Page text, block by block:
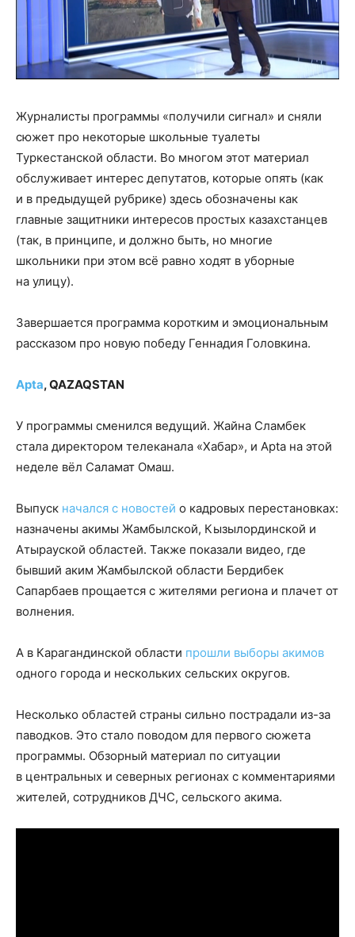
Журналисты программы «получили сигнал» и сняли
сюжет про некоторые школьные туалеты
Туркестанской области. Во многом этот материал
обслуживает интерес депутатов, которые опять (как
и в предыдущей рубрике) здесь обозначены как
главные защитники интересов простых казахстанцев
(так, в принципе, и должно быть, но многие
школьники при этом всё равно ходят в уборные
на улицу).
Завершается программа коротким и эмоциональным
рассказом про новую победу Геннадия Головкина.
Apta, QAZAQSTAN
У программы сменился ведущий. Жайна Сламбек
стала директором телеканала «Хабар», и Apta на этой
неделе вёл Саламат Омаш.
Выпуск начался с новостей о кадровых перестановках:
назначены акимы Жамбылской, Кызылординской и
Атырауской областей. Также показали видео, где
бывший аким Жамбылской области Бердибек
Сапарбаев прощается с жителями региона и плачет от
волнения.
А в Карагандинской области прошли выборы акимов
одного города и нескольких сельских округов.
Несколько областей страны сильно пострадали из-за
паводков. Это стало поводом для первого сюжета
программы. Обзорный материал по ситуации
в центральных и северных регионах с комментариями
жителей, сотрудников ДЧС, сельского акима.